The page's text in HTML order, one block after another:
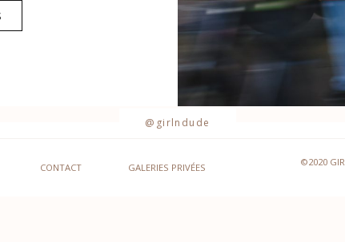
@girlndude
CONTACT GALERIES PRIVÉES
©2020